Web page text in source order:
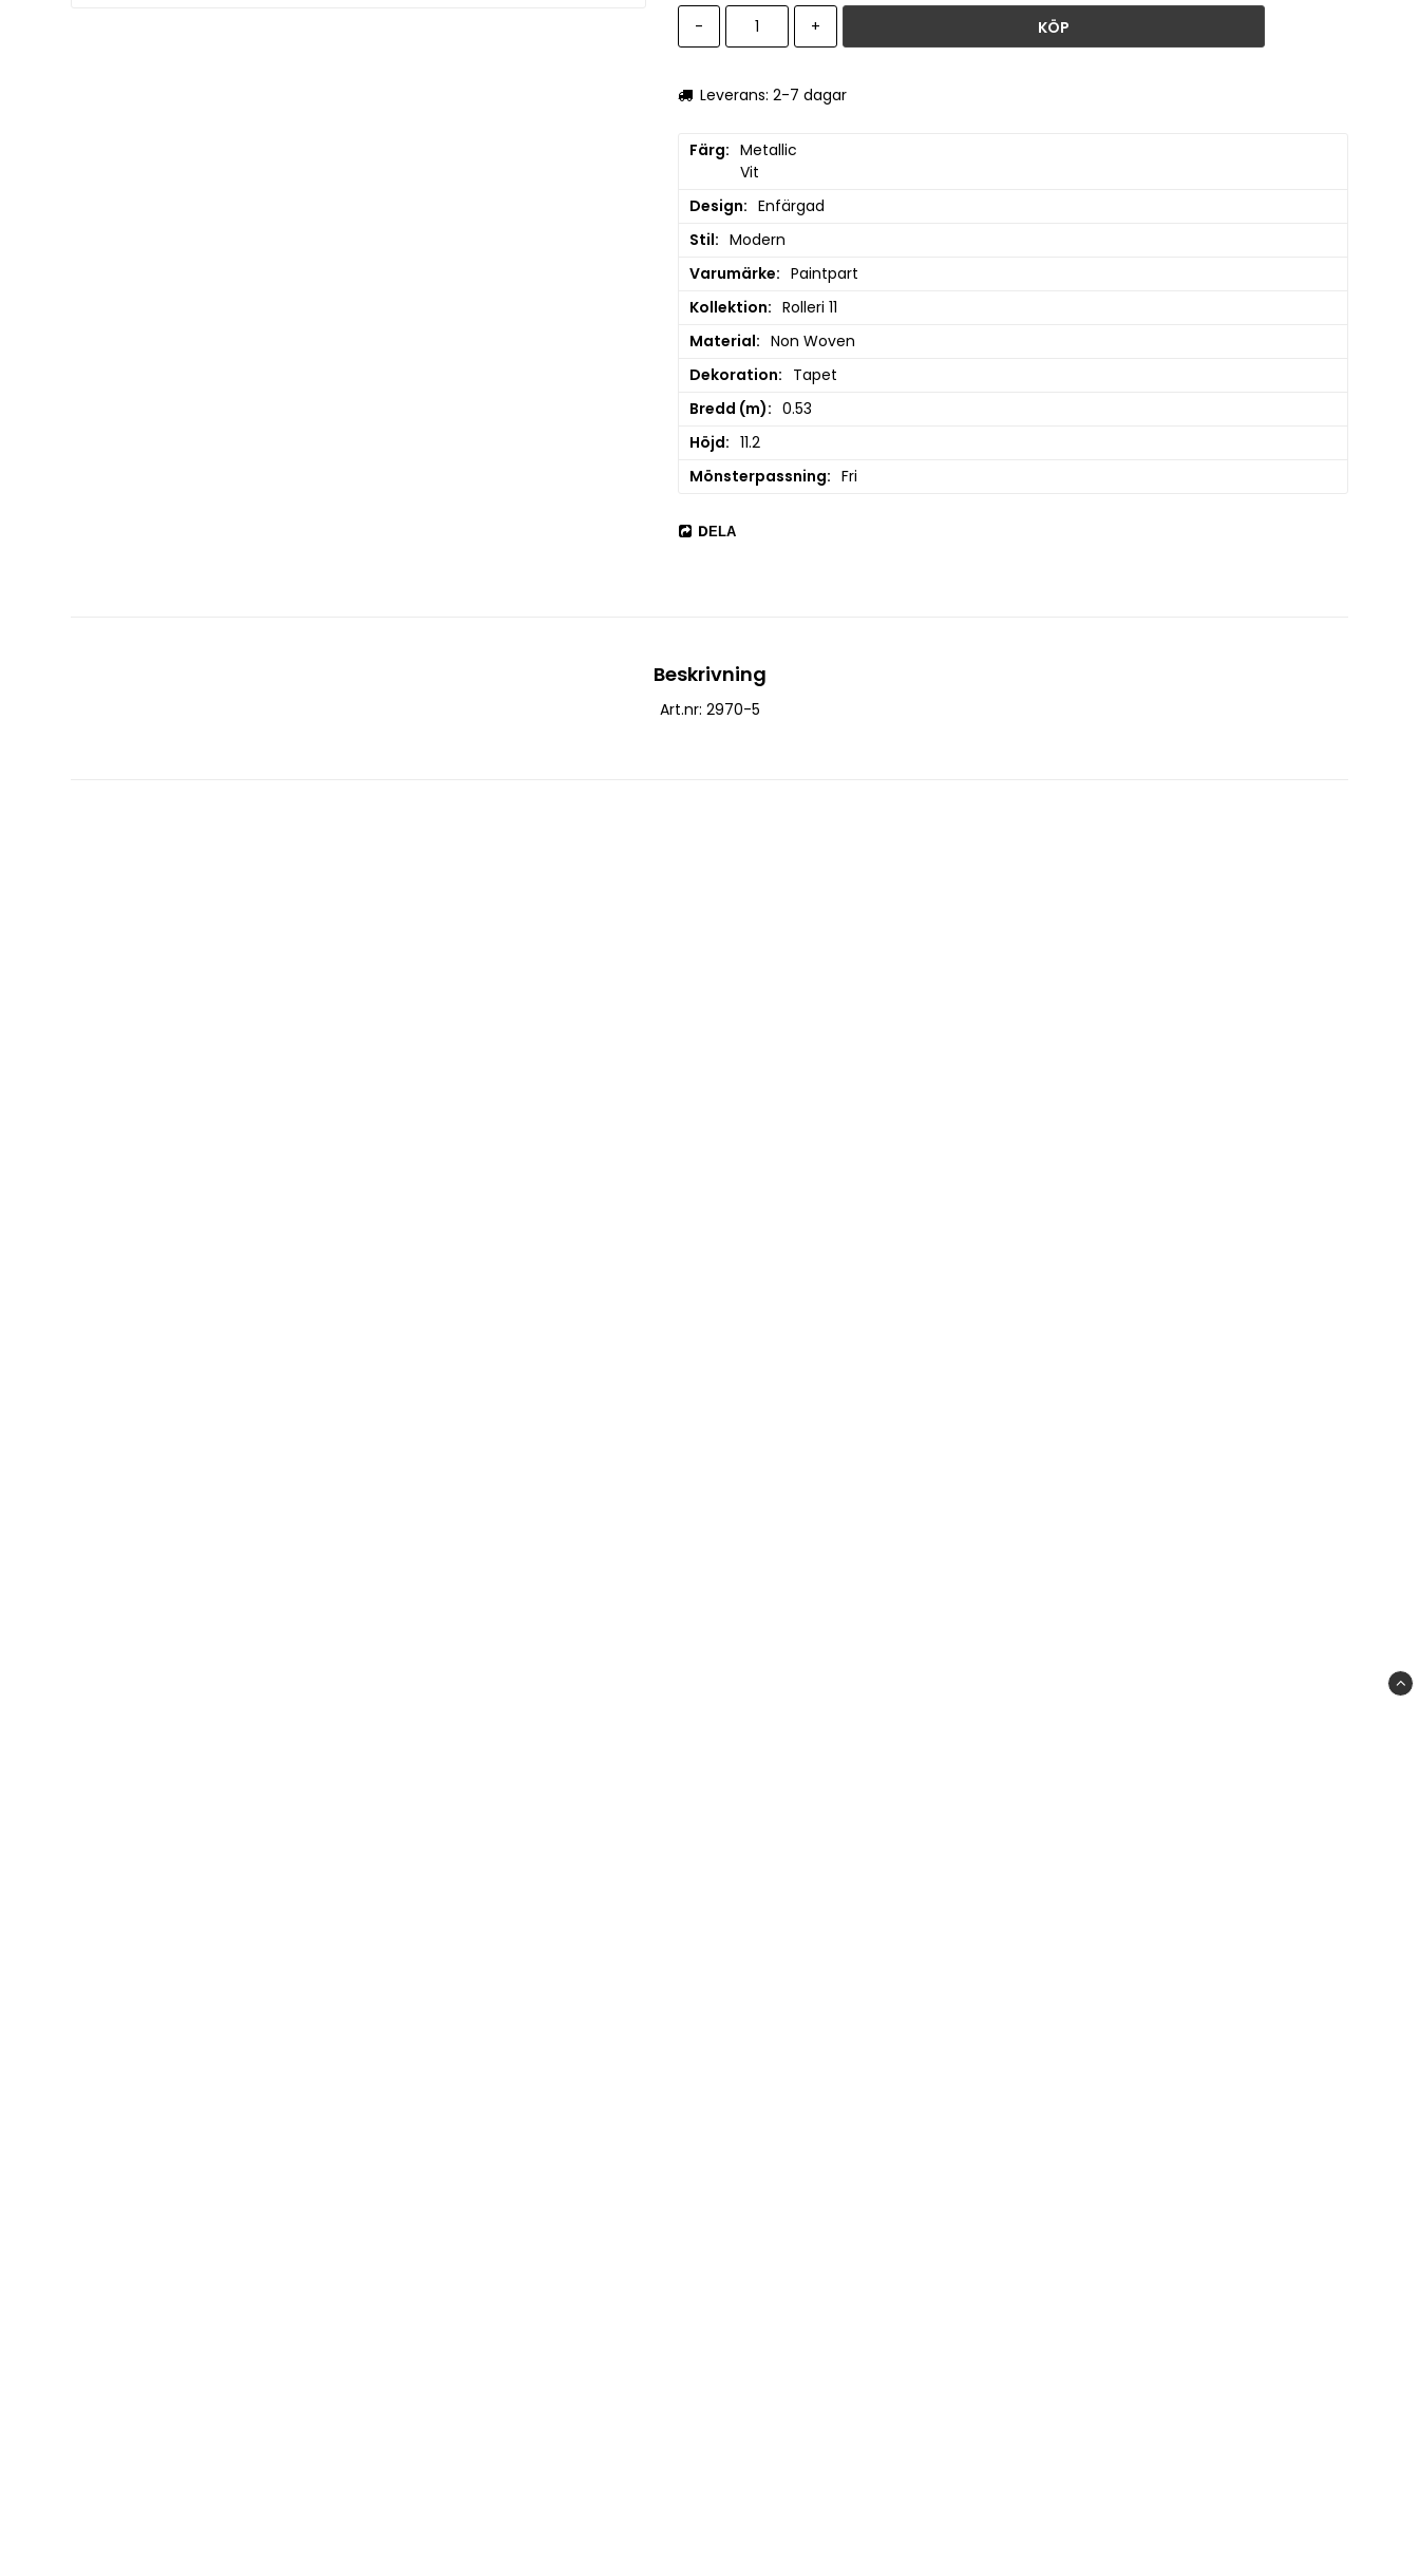
- + KÖP
Leverans: 2-7 dagar
Färg
Metallic
Vit
Design
Enfärgad
Stil
Modern
Varumärke
Paintpart
Kollektion
Rolleri 11
Material
Non Woven
Dekoration
Tapet
Bredd (m)
0.53
Höjd
11.2
Mönsterpassning
Fri
DELA
Beskrivning
Art.nr: 2970-5